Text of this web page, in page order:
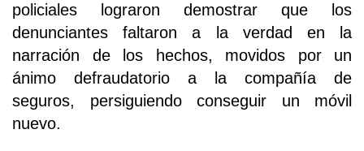
policiales lograron demostrar que los
denunciantes faltaron a la verdad en la
narración de los hechos, movidos por un
ánimo defraudatorio a la compañía de
seguros, persiguiendo conseguir un móvil
nuevo.